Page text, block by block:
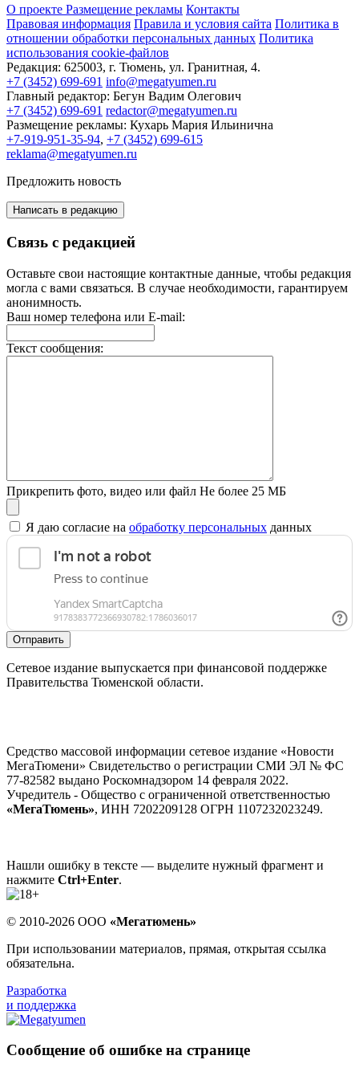
О проекте Размещение рекламы Контакты
Правовая информация Правила и условия сайта Политика в
отношении обработки персональных данных Политика
использования cookie-файлов
Редакция: 625003, г. Тюмень, ул. Гранитная, 4.
+7 (3452) 699-691 info@megatyumen.ru
Главный редактор: Бегун Вадим Олегович
+7 (3452) 699-691 redactor@megatyumen.ru
Размещение рекламы: Кухарь Мария Ильинична
+7-919-951-35-94, +7 (3452) 699-615
reklama@megatyumen.ru
Предложить новость
Написать в редакцию
Связь с редакцией
Оставьте свои настоящие контактные данные, чтобы редакция
могла с вами связаться. В случае необходимости, гарантируем
анонимность.
Ваш номер телефона или E-mail:
Текст сообщения:
Прикрепить фото, видео или файл Не более 25 МБ
Я даю согласие на обработку персональных данных
Отправить
Сетевое издание выпускается при финансовой поддержке
Правительства Тюменской области.
Средство массовой информации сетевое издание «Новости
МегаТюмени» Свидетельство о регистрации СМИ ЭЛ № ФС
77-82582 выдано Роскомнадзором 14 февраля 2022.
Учредитель - Общество с ограниченной ответственностью
«МегаТюмень», ИНН 7202209128 ОГРН 1107232023249.
Нашли ошибку в тексте — выделите нужный фрагмент и
нажмите Ctrl+Enter.
© 2010-2026 ООО «Мегатюмень»
При использовании материалов, прямая, открытая ссылка
обязательна.
Разработка
и поддержка
Сообщение об ошибке на странице